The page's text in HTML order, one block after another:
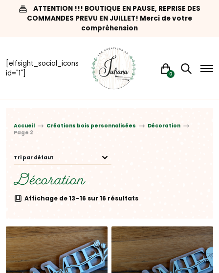
ATTENTION !!! BOUTIQUE EN PAUSE, REPRISE DES
COMMANDES PREVU EN JUILLET! Merci de votre
compréhension
[elfsight_social_icons
id="1"]
0
Accueil Créations bois personnalisées
Décoration
Page 2
Décoration
Affichage de 13–16 sur 16 résultats